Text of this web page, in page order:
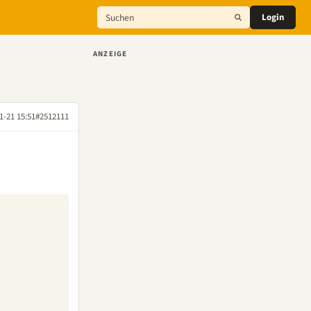
Login
21 15:51#2512111
ANZEIGE